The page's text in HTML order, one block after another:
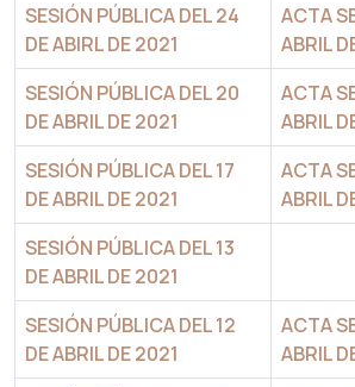
SESIÓN PÚBLICA DEL 24
DE ABIRL DE 2021
ACTA
ABRIL
SESIÓN PÚBLICA DEL 20
DE ABRIL DE 2021
ACTA
ABRIL
SESIÓN PÚBLICA DEL 17
DE ABRIL DE 2021
ACTA
ABRIL
SESIÓN PÚBLICA DEL 13
DE ABRIL DE 2021
SESIÓN PÚBLICA DEL 12
DE ABRIL DE 2021
ACTA
ABRIL